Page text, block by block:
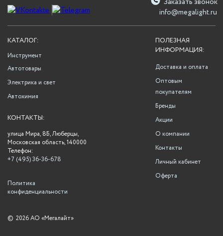
info@megalight.ru
ПОЛЕЗНАЯ
ИНФОРМАЦИЯ:
Доставка и оплата
Оптовым
покупателям
Бренды
Акции
О компании
Контакты
Личный кабинет
Оферта
КАТАЛОГ:
Инструмент
Автотовары
Электрика и свет
Автохимия
КОНТАКТЫ:
улица Мира, 8Б, Люберцы,
Московская область, 140000
Телефон:
+7 (495) 36-36-678
Политика
конфиденциальности
© 2026 АО «Мегалайт»